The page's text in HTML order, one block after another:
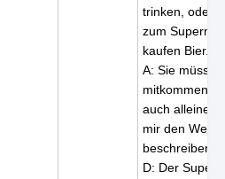
trinken, oder
zum
kaufen Bier.
A: Sie
mitkommen.
auch alleine,
mir den Weg
beschreiben.
D: Der